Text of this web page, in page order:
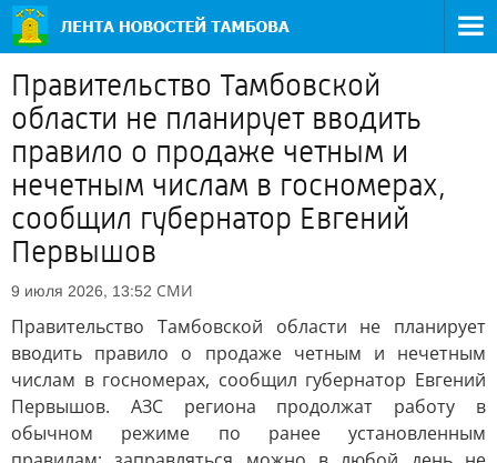
Правительство Тамбовской
области не планирует вводить
правило о продаже четным и
нечетным числам в госномерах,
сообщил губернатор Евгений
Первышов
9 июля 2026, 13:52 СМИ
Правительство Тамбовской области не планирует
вводить правило о продаже четным и нечетным
числам в госномерах, сообщил губернатор Евгений
Первышов. АЗС региона продолжат работу в
обычном режиме по ранее установленным